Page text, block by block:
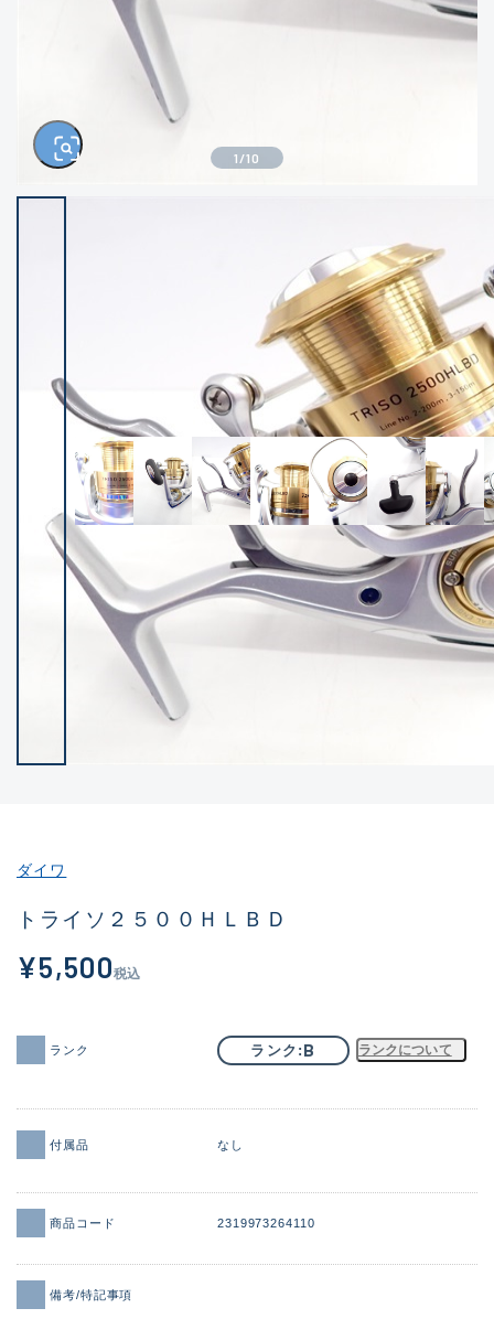
イシグロ岡崎若松店
イシグロ焼津店
イシグロ掛川店
イシグロ沼津店
イシグロ伊東店
(102119)
SA (2946)
B+(12268)
B(21943)
C(38721)
(5135)
その他
新商品(1851)
価格
1 /10
ダイワ
トライソ２５００ＨＬＢＤ
¥5,500税込
ランク ランク B ランクについて
付属品 なし
商品コード 2319973264110
備考/特記事項